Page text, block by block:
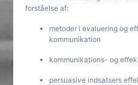
forståelse af:
metoder i evaluering og
kommunikation
kommunikations- og
persuasive indsatsers